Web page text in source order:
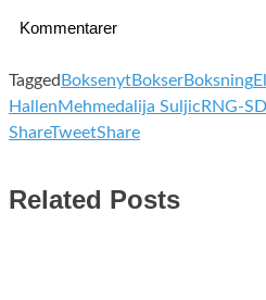
Kommentarer
Tagged BoksenytBokserBoksning
HallenMehmedalija Suljic RNG-
ShareTweetShare
Related Posts